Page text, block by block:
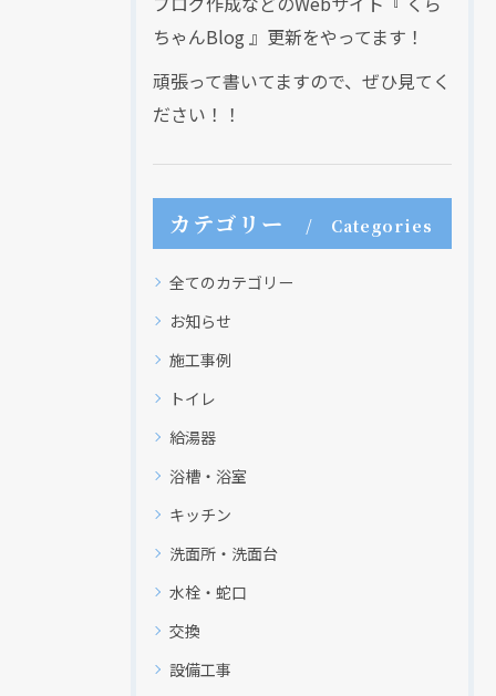
ちゃんBlog 』更新をやってます！
頑張って書いてますので、ぜひ見てく
ださい！！
カテゴリー Categories
全てのカテゴリー
お知らせ
施工事例
トイレ
給湯器
浴槽・浴室
キッチン
洗面所・洗面台
水栓・蛇口
交換
設備工事